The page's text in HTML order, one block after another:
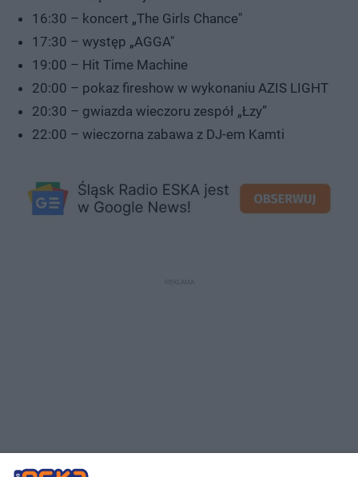
16:30 – koncert „The Girls Chance"
17:30 – występ „AGGA"
19:00 – Hit Time Machine
20:00 – pokaz fireshow w wykonaniu AZIS LIGHT
20:30 – gwiazda wieczoru zespół „Łzy”
22:00 – wieczorna zabawa z DJ-em Kamti